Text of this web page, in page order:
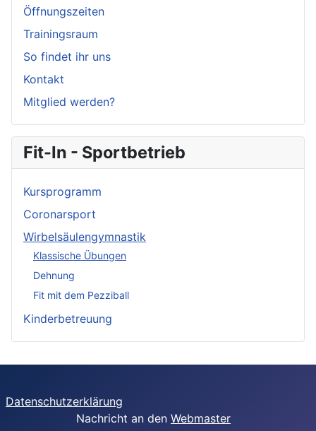
Öffnungszeiten
Trainingsraum
So findet ihr uns
Kontakt
Mitglied werden?
Fit-In - Sportbetrieb
Kursprogramm
Coronarsport
Wirbelsäulengymnastik
Klassische Übungen
Dehnung
Fit mit dem Pezziball
Kinderbetreuung
Datenschutzerklärung
Nachricht an den Webmaster